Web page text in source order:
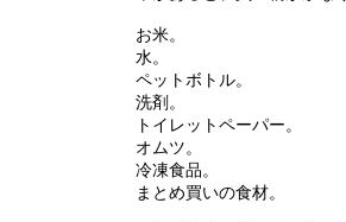
お米。
水。
ペットボトル。
洗剤。
トイレットペーパー。
オムツ。
冷凍食品。
まとめ買いの食材。